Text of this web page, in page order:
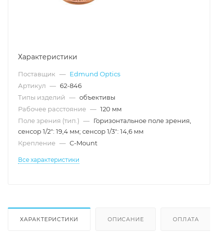
Характеристики
Поставщик — Edmund Optics
Артикул — 62-846
Типы изделий — объективы
Рабочее расстояние — 120 мм
Поле зрения (тип.) — Горизонтальное поле зрения,
сенсор 1/2": 19,4 мм; сенсор 1/3": 14,6 мм
Крепление — C-Mount
Все характеристики
ХАРАКТЕРИСТИКИ ОПИСАНИЕ ОПЛАТА